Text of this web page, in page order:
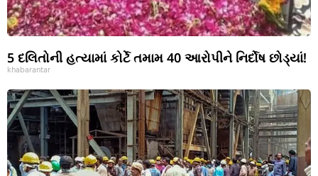
5 દલિતોની હત્યામાં કોર્ટે તમામ 40 આરોપીને નિર્દોષ છોડ્યાં!
khabarantar